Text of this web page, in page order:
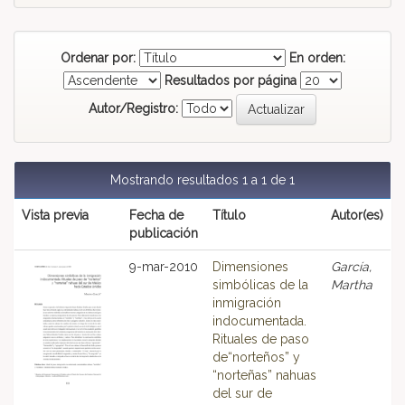
Ordenar por:
En orden:
Resultados por página
Autor/Registro:
Mostrando resultados 1 a 1 de 1
Vista previa
Fecha de
publicación
Título Autor(es)
9-mar-2010
Dimensiones
simbólicas de la
inmigración
indocumentada.
Rituales de paso
de“norteños” y
“norteñas” nahuas
del sur de
García,
Martha